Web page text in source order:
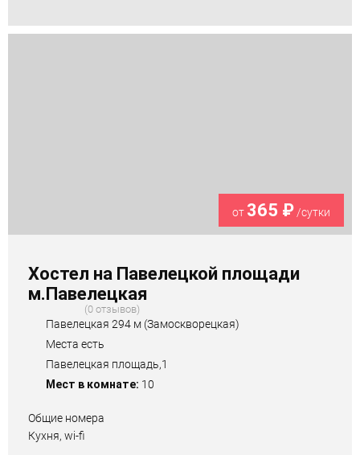
от 365 ₽/сутки
Хостел на Павелецкой площади
м.Павелецкая
0 отзывов
Павелецкая 294 м (Замоскворецкая)
Места есть
Павелецкая площадь,1
Мест в комнате: 10
Общие номера
Кухня, wi-fi